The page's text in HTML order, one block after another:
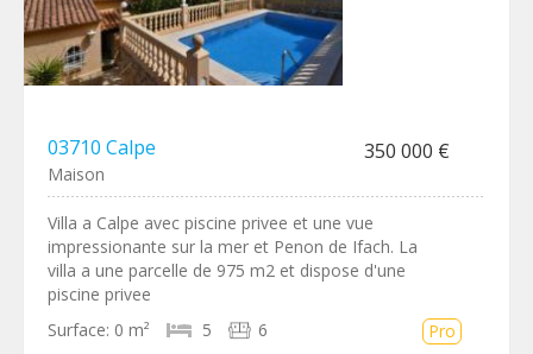
03710 Calpe 350 000 €
Maison
Villa a Calpe avec piscine privee et une vue
impressionante sur la mer et Penon de Ifach. La
villa a une parcelle de 975 m2 et dispose d'une
piscine privee
Surface: 0 m² 5 6 Pro